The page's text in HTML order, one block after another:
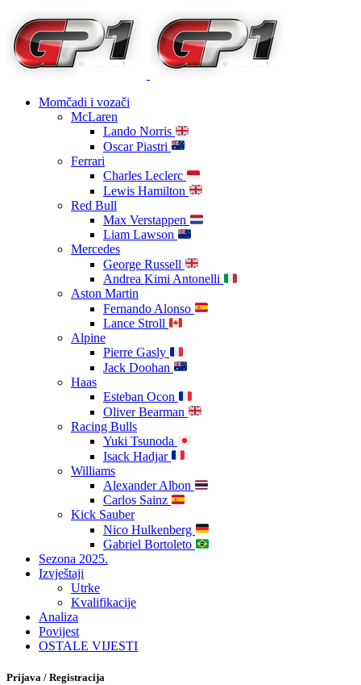
Momčadi i vozači
McLaren
Lando Norris
Oscar Piastri
Ferrari
Charles Leclerc
Lewis Hamilton
Red Bull
Max Verstappen
Liam Lawson
Mercedes
George Russell
Andrea Kimi Antonelli
Aston Martin
Fernando Alonso
Lance Stroll
Alpine
Pierre Gasly
Jack Doohan
Haas
Esteban Ocon
Oliver Bearman
Racing Bulls
Yuki Tsunoda
Isack Hadjar
Williams
Alexander Albon
Carlos Sainz
Kick Sauber
Nico Hulkenberg
Gabriel Bortoleto
Sezona 2025.
Izvještaji
Utrke
Kvalifikacije
Analiza
Povijest
OSTALE VIJESTI
Prijava / Registracija